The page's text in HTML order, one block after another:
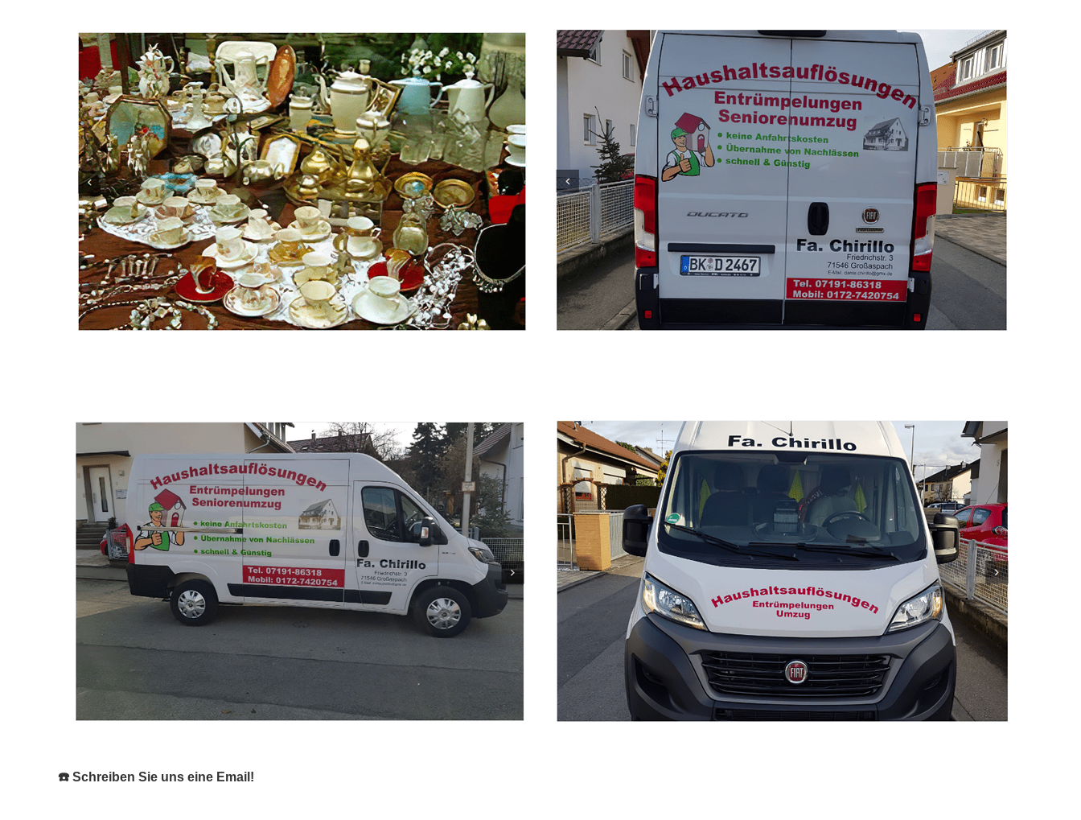
☎️ Schreiben Sie uns eine Email!